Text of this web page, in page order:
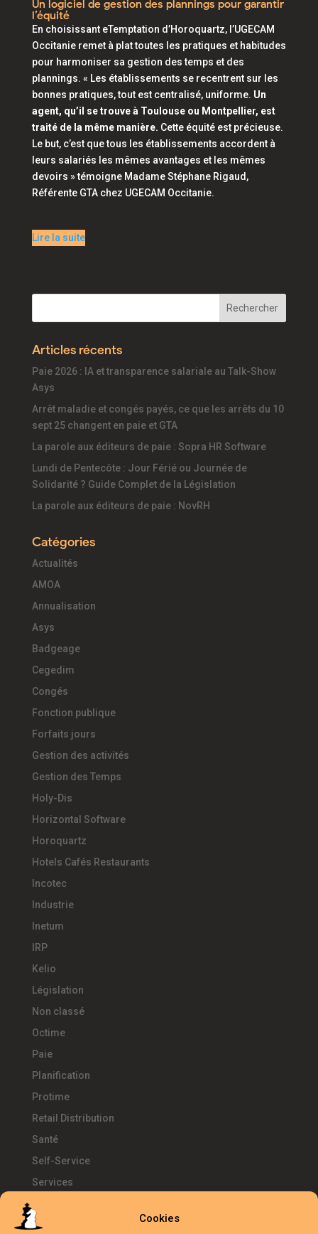
Cookies
Un logiciel de gestion des plannings pour garantir
l’équité
En choisissant eTemptation d’Horoquartz, l’UGECAM
Occitanie remet à plat toutes les pratiques et habitudes
pour harmoniser sa gestion des temps et des
plannings. « Les établissements se recentrent sur les
bonnes pratiques, tout est centralisé, uniforme. Un
agent, qu’il se trouve à Toulouse ou Montpellier, est
traité de la même manière. Cette équité est précieuse.
Le but, c’est que tous les établissements accordent à
leurs salariés les mêmes avantages et les mêmes
devoirs » témoigne Madame Stéphane Rigaud,
Référente GTA chez UGECAM Occitanie.
Lire la suite
Articles récents
Paie 2026 : IA et transparence salariale au Talk-Show
Asys
Arrêt maladie et congés payés, ce que les arrêts du 10
sept 25 changent en paie et GTA
La parole aux éditeurs de paie : Sopra HR Software
Lundi de Pentecôte : Jour Férié ou Journée de
Solidarité ? Guide Complet de la Législation
La parole aux éditeurs de paie : NovRH
Catégories
Actualités
AMOA
Annualisation
Asys
Badgeage
Cegedim
Congés
Fonction publique
Forfaits jours
Gestion des activités
Gestion des Temps
Holy-Dis
Horizontal Software
Horoquartz
Hotels Cafés Restaurants
Incotec
Industrie
Inetum
IRP
Kelio
Législation
Non classé
Octime
Paie
Planification
Protime
Retail Distribution
Santé
Self-Service
Services
Télétravail